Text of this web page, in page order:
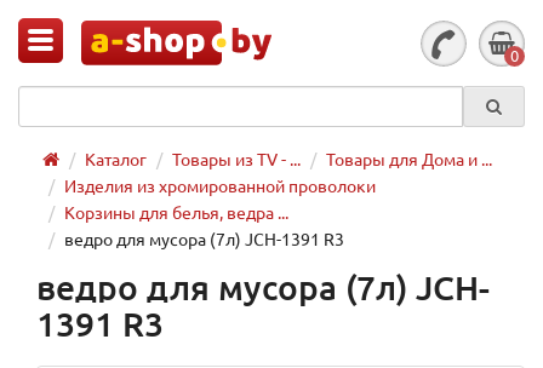
0
Каталог Товары из TV - ...
Товары для Дома и ...
Изделия из хромированной проволоки
Корзины для белья, ведра ...
ведро для мусора (7л) JCH-1391 R3
ведро для мусора (7л) JCH-
1391 R3